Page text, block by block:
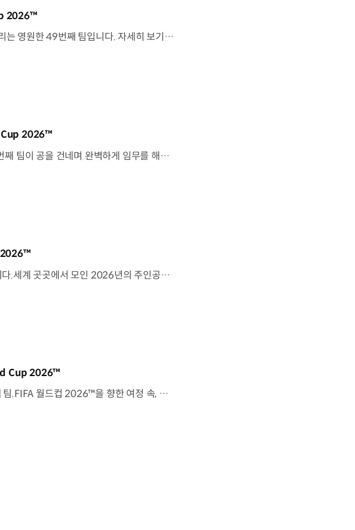
2026™
월드컵은 끝나지만, 우리의 여정은 계속됩니다.우리는 영원한 49번째 팀입니다. 자세히 보기 ▶ #Kia #InspirationConnectsUsAll #49thTeam #OMBC #FIFAWorldCup2026 유튜브 쇼츠 보기 >
2026™
잊지 못할 여정을 돌아보며.가장 중요한 순간, 49번째 팀이 공을 건네며 완벽하게 임무를 해낸 그 순간을 함께 돌아봅니다. 자세히 보기 ▶ #Kia #InspirationConnectsUsAll #49thTeam #OMBC #FIFAWorldCup2026 유튜브 쇼츠 보기 >
영감으로 하나 된 우리는, 무엇이든 해낼 수 있습니다.세계 곳곳에서 모인 2026년의 주인공들이 FIFA 월드컵™ 오피셜 매치볼 캐리어로 꿈의 무대에 섰습니다. 자세히 보기 ▶ #Kia #InspirationConnectsUsAll #49thTeam #OMBC #FIFAWorldCup2026 유튜브 쇼츠 보기 >
Cup 2026™
전 세계를 무대로 모두에게 영감을 전하는 49번째 팀.FIFA 월드컵 2026™을 향한 여정 속, 이제 사람들의 시선은 이 어린 스타들에게 향합니다. 자세히 보기 ▶ #Kia #InspirationConnectsUsAll #49thTeam #OMBC #FIFAWorldCup2026 유튜브 쇼츠 보기 >